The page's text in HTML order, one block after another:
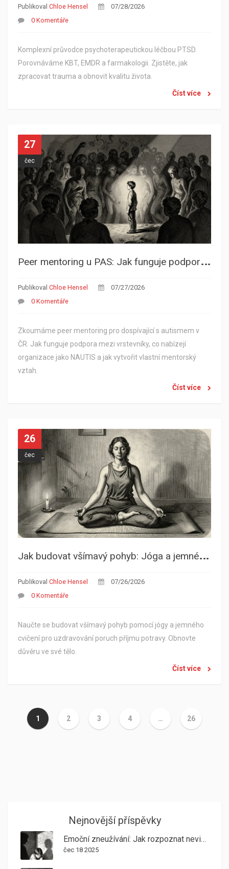
Publikoval Chloe Hensel
07/28/2026
0 Komentáře
Komplexní průvodce psychoterapeutickou léčbou PTSD.
Porovnáváme KBT, EMDR a farmakologii. Zjistěte, jak
zpracovat trauma a obnovit kvalitu života.
Číst více
27
čec
P
eer mentoring u PAS: Jak funguje podpora mezi vrstevníky pro dospívající autisty?
Publikoval Chloe Hensel
07/27/2026
0 Komentáře
Zkoumáme peer mentoring pro dospívající s autismem v
ČR. Jak funguje podpora mezi vrstevníky, co nabízejí
organizace jako NAUTIS a jak vytvořit vlastní mentorský
vztah.
Číst více
26
čec
J
ak budovat všímavý pohyb: Jóga a jemné cvičení v uzdravování poruch příjmu potravy
Publikoval Chloe Hensel
07/26/2026
0 Komentáře
Naučte se budovat všímavý pohyb pomocí jógy a jemného
cvičení pro uzdravování poruch příjmu potravy. Obnovte
důvěru ve své tělo.
Číst více
1 2 3 4 … 26
Nejnovější příspěvky
Emoční zneužívání: Jak rozpoznat neviditelné trauma a účinně ho léčit
čec 18 2025